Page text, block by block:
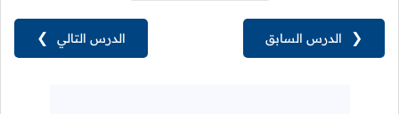
الدرس التالي ❯ ❮ الدرس السابق